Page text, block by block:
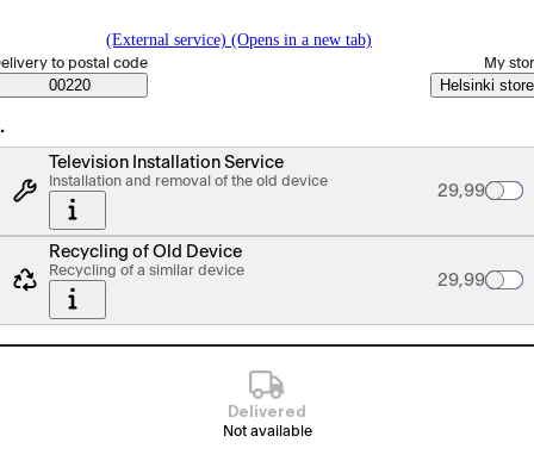
(External service) (Opens in a new tab)
Saatavuustiedot
order method
to postal code
00220
My
Helsinki store
Television Installation Service
Installation and removal of the old device
Palvelun
29,99
Recycling of Old Device
Recycling of a similar device
Palvelun
29,99
Delivered
Not available